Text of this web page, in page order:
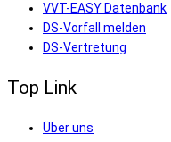
VVT-EASY Datenbank
DS-Vorfall melden
DS-Vertretung
Top Link
Über uns